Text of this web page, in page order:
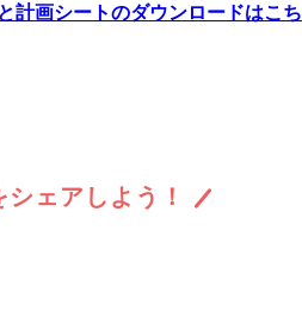
計画シートのダウンロードはこち
ェアしよう！